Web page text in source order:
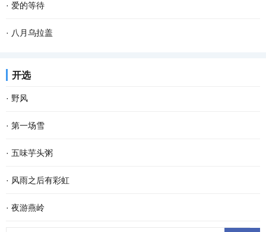
· 爱的等待
· 八月乌拉盖
开选
· 野风
· 第一场雪
· 五味芋头粥
· 风雨之后有彩虹
· 夜游燕岭